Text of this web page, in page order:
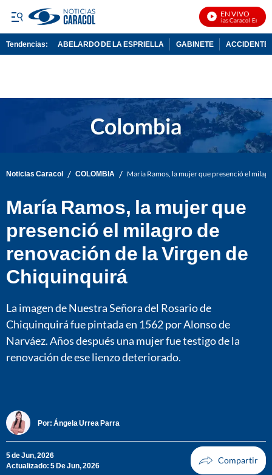
EN VIVO
Noticias Caracol En Vivo
Tendencias: ABELARDO DE LA ESPRIELLA GABINETE ACCIDENTE
Noticias Caracol / COLOMBIA / María Ramos, la mujer que presenció el
María Ramos, la mujer que
presenció el milagro de
renovación de la Virgen de
Chiquinquirá
La imagen de Nuestra Señora del Rosario de
Chiquinquirá fue pintada en 1562 por Alonso de
Narváez. Años después una mujer fue testigo de la
renovación de ese lienzo deteriorado.
Por: Ángela Urrea Parra
5 de Jun, 2026
Actualizado: 5 De Jun, 2026